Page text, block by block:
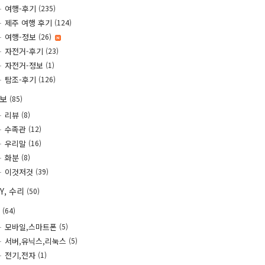
여행-후기 (235)
제주 여행 후기 (124)
여행-정보 (26)
자전거-후기 (23)
자전거-정보 (1)
탐조-후기 (126)
(85)
리뷰 (8)
수족관 (12)
우리말 (16)
화분 (8)
이것저것 (39)
수리 (50)
(64)
모바일,스마트폰 (5)
서버,유닉스,리눅스 (5)
전기,전자 (1)